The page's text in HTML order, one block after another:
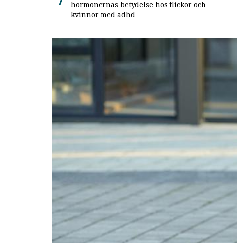
hormonernas betydelse hos flickor och
kvinnor med adhd